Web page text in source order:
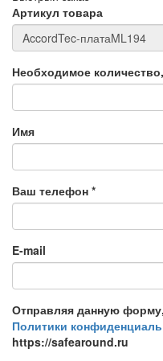
Артикул товара
Необходимое
Имя
Ваш телефон *
E-mail
Отправляя данную
Политики
https://safearound.ru